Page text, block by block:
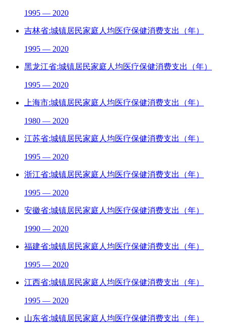
1995 — 2020
吉林省:城镇居民家庭人均医疗保健消费支出（年）
1995 — 2020
黑龙江省:城镇居民家庭人均医疗保健消费支出（年）
1995 — 2020
上海市:城镇居民家庭人均医疗保健消费支出（年）
1980 — 2020
江苏省:城镇居民家庭人均医疗保健消费支出（年）
1995 — 2020
浙江省:城镇居民家庭人均医疗保健消费支出（年）
1995 — 2020
安徽省:城镇居民家庭人均医疗保健消费支出（年）
1990 — 2020
福建省:城镇居民家庭人均医疗保健消费支出（年）
1995 — 2020
江西省:城镇居民家庭人均医疗保健消费支出（年）
1995 — 2020
山东省:城镇居民家庭人均医疗保健消费支出（年）